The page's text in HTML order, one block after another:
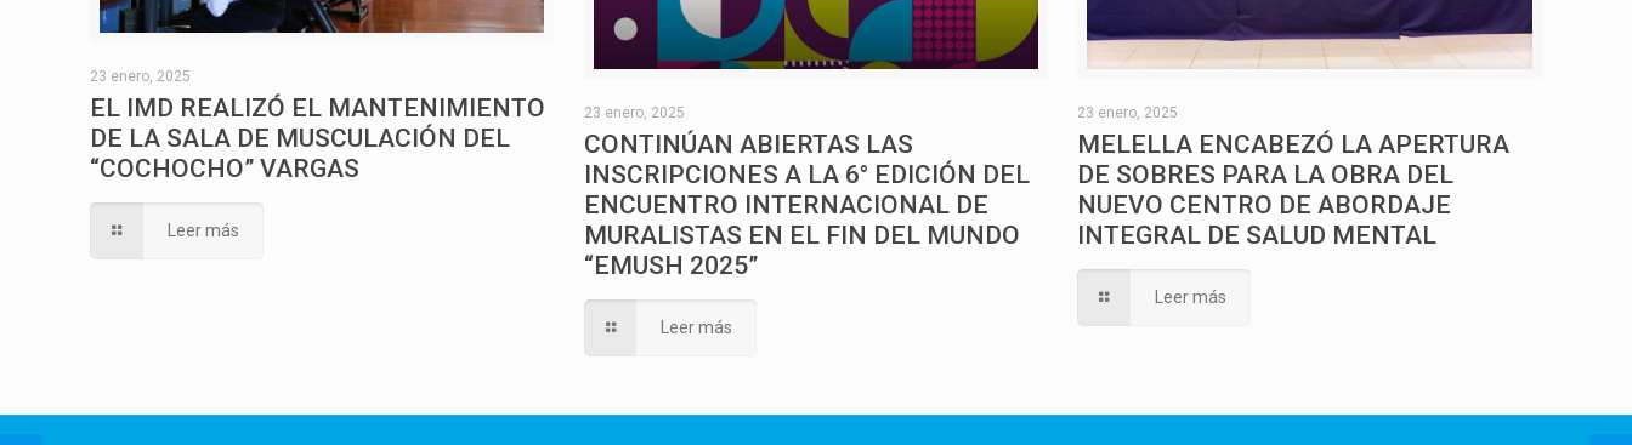
23 enero, 2025
EL IMD REALIZÓ EL MANTENIMIENTO
DE LA SALA DE MUSCULACIÓN DEL
“COCHOCHO” VARGAS
Leer más
23 enero, 2025
CONTINÚAN ABIERTAS LAS
INSCRIPCIONES A LA 6° EDICIÓN DEL
ENCUENTRO INTERNACIONAL DE
MURALISTAS EN EL FIN DEL MUNDO
“EMUSH 2025”
Leer más
23 enero, 2025
MELELLA ENCABEZÓ LA APERTURA
DE SOBRES PARA LA OBRA DEL
NUEVO CENTRO DE ABORDAJE
INTEGRAL DE SALUD MENTAL
Leer más